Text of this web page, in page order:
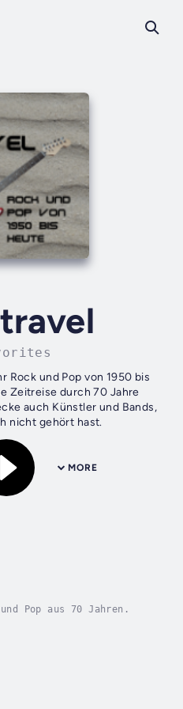
Rock und Pop von 1950 bis
Zeitreise durch 70 Jahre
auch Künstler und Bands,
nicht gehört hast.
MORE
Pop aus 70 Jahren.